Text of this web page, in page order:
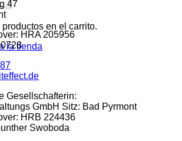
productos en el carrito.
la tienda
47
HRA 205956
Gesellschafterin:
GmbH Sitz: Bad Pyrmont
HRB 224436
Swoboda